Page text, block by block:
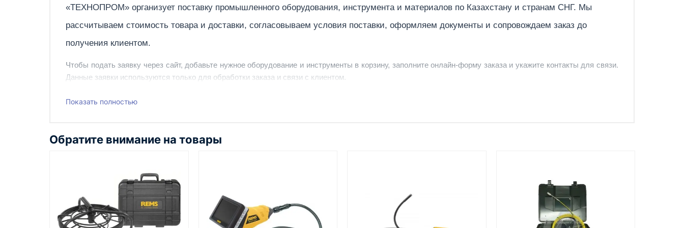
«ТЕХНОПРОМ» организует поставку промышленного оборудования, инструмента и материалов по Казахстану и странам СНГ. Мы
рассчитываем стоимость товара и доставки, согласовываем условия поставки, оформляем документы и сопровождаем заказ до
получения клиентом.
Чтобы подать заявку через сайт, добавьте нужное оборудование и инструменты в корзину, заполните онлайн-форму заказа и укажите контакты для связи.
Данные заявки используются только для обработки заказа и связи с клиентом.
Наш сотрудник свяжется с вами, чтобы подтвердить заявку, уточнить детали, рассчитать стоимость поставки и предложить удобный вариант доставки.
доставка оборудования в разные
города и регионы
сопроводительные материалы
Показать полностью
Обратите внимание на товары